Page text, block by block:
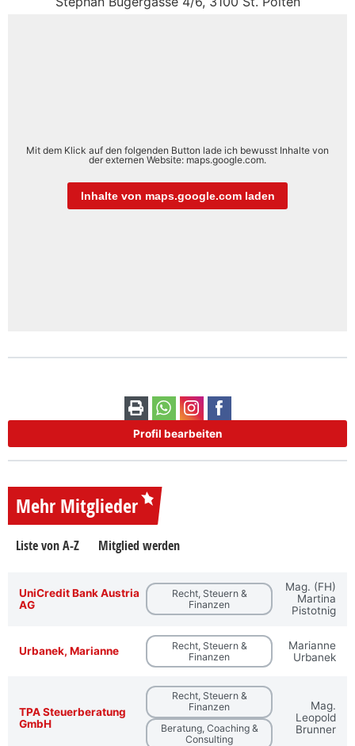
Mit dem Klick auf den folgenden Button lade ich bewusst Inhalte von
der externen Website: maps.google.com.
Inhalte von maps.google.com laden
Profil bearbeiten
Mehr Mitglieder
Liste von A-Z Mitglied werden
UniCredit Bank Austria
AG
Recht, Steuern &
Finanzen
Mag. (FH)
Martina
Pistotnig
Urbanek, Marianne
Recht, Steuern &
Finanzen
Marianne
Urbanek
TPA Steuerberatung
GmbH
Recht, Steuern &
Finanzen
Beratung, Coaching &
Consulting
Mag.
Leopold
Brunner